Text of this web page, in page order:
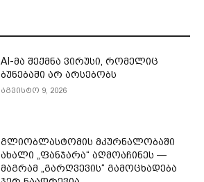
AI-მა შექმნა ვირუსი, რომელიც
ბუნებაში არ არსებობს
აგვისტო 9, 2026
გლიობლასტომის მკურნალობაში
ახალი „ფანჯარა“ აღმოაჩინეს —
მაგრამ „გარღვევის“ გამოცხადება